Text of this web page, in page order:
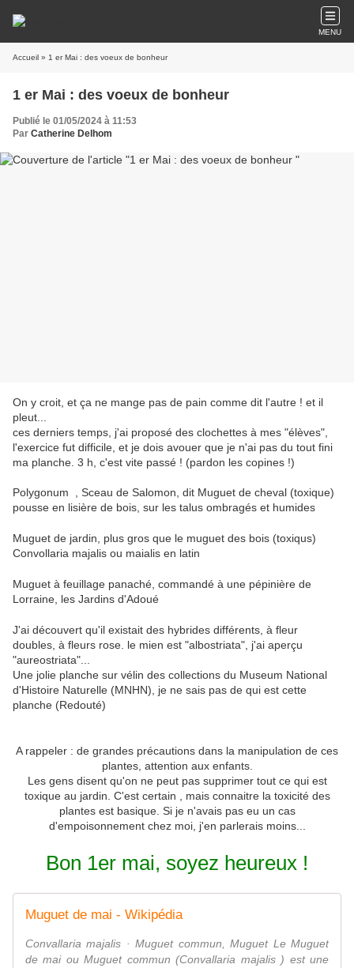
MENU
Accueil » 1 er Mai : des voeux de bonheur
1 er Mai : des voeux de bonheur
Publié le 01/05/2024 à 11:53
Par Catherine Delhom
On y croit, et ça ne mange pas de pain comme dit l'autre ! et il
pleut...
ces derniers temps, j'ai proposé des clochettes à mes "élèves",
l'exercice fut difficile, et je dois avouer que je n'ai pas du tout fini
ma planche. 3 h, c'est vite passé ! (pardon les copines !)
Polygonum , Sceau de Salomon, dit Muguet de cheval (toxique)
pousse en lisière de bois, sur les talus ombragés et humides
Muguet de jardin, plus gros que le muguet des bois (toxiqus)
Convollaria majalis ou maialis en latin
Muguet à feuillage panaché, commandé à une pépinière de
Lorraine, les Jardins d'Adoué
J'ai découvert qu'il existait des hybrides différents, à fleur
doubles, à fleurs rose. le mien est "albostriata", j'ai aperçu
"aureostriata"...
Une jolie planche sur vélin des collections du Museum National
d'Histoire Naturelle (MNHN), je ne sais pas de qui est cette
planche (Redouté)
A rappeler : de grandes précautions dans la manipulation de ces
plantes, attention aux enfants.
Les gens disent qu'on ne peut pas supprimer tout ce qui est
toxique au jardin. C'est certain , mais connaitre la toxicité des
plantes est basique. Si je n'avais pas eu un cas
d'empoisonnement chez moi, j'en parlerais moins...
Bon 1er mai, soyez heureux !
Muguet de mai - Wikipédia
Convallaria majalis · Muguet commun, Muguet Le Muguet
de mai ou Muguet commun (Convallaria majalis ) est une